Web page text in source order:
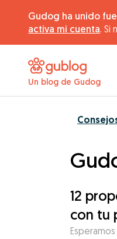
Gudog ha unido
activa mi cuenta. Si
Un blog de Gudog
12
con tu